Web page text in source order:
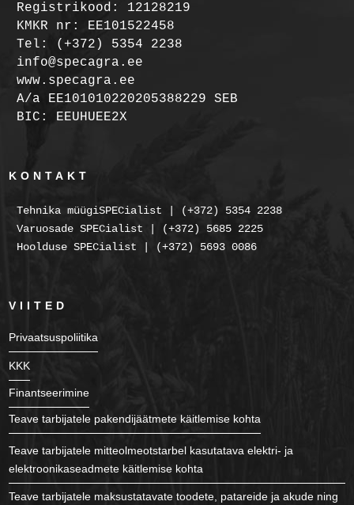
Registrikood: 12128219
KMKR nr: EE101522458
Tel: (+372) 5354 2238
info@specagra.ee
www.specagra.ee
A/a EE101010220205388229 SEB
BIC: EEUHUEE2X
KONTAKT
Tehnika müügiSPECialist | (+372) 5354 2238
Varuosade SPECialist | (+372) 5685 2225
Hoolduse SPECialist | (+372) 5693 0086
VIITED
Privaatsuspoliitika
KKK
Finantseerimine
Teave tarbijatele pakendijäätmete käitlemise kohta
Teave tarbijatele mitteolmeotstarbel kasutatava elektri- ja
elektroonikaseadmete käitlemise kohta
Teave tarbijatele maksustatavate toodete, patareide ja akude ning